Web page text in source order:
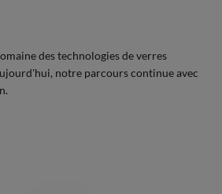
des technologies de verres
notre parcours continue avec